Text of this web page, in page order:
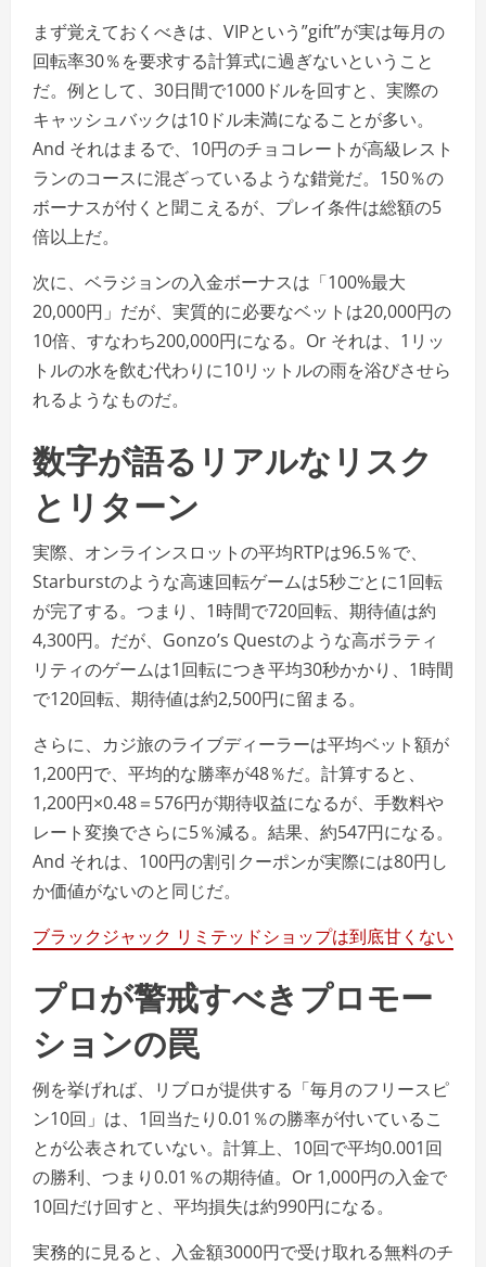
まず覚えておくべきは、VIPという”gift”が実は毎月の
回転率30％を要求する計算式に過ぎないということ
だ。例として、30日間で1000ドルを回すと、実際の
キャッシュバックは10ドル未満になることが多い。
And それはまるで、10円のチョコレートが高級レスト
ランのコースに混ざっているような錯覚だ。150％の
ボーナスが付くと聞こえるが、プレイ条件は総額の5
倍以上だ。
次に、ベラジョンの入金ボーナスは「100%最大
20,000円」だが、実質的に必要なベットは20,000円の
10倍、すなわち200,000円になる。Or それは、1リッ
トルの水を飲む代わりに10リットルの雨を浴びさせら
れるようなものだ。
数字が語るリアルなリスク
とリターン
実際、オンラインスロットの平均RTPは96.5％で、
Starburstのような高速回転ゲームは5秒ごとに1回転
が完了する。つまり、1時間で720回転、期待値は約
4,300円。だが、Gonzo’s Questのような高ボラティ
リティのゲームは1回転につき平均30秒かかり、1時間
で120回転、期待値は約2,500円に留まる。
さらに、カジ旅のライブディーラーは平均ベット額が
1,200円で、平均的な勝率が48％だ。計算すると、
1,200円×0.48＝576円が期待収益になるが、手数料や
レート変換でさらに5％減る。結果、約547円になる。
And それは、100円の割引クーポンが実際には80円し
か価値がないのと同じだ。
ブラックジャック リミテッドショップは到底甘くない
プロが警戒すべきプロモー
ションの罠
例を挙げれば、リブロが提供する「毎月のフリースピ
ン10回」は、1回当たり0.01％の勝率が付いているこ
とが公表されていない。計算上、10回で平均0.001回
の勝利、つまり0.01％の期待値。Or 1,000円の入金で
10回だけ回すと、平均損失は約990円になる。
実務的に見ると、入金額3000円で受け取れる無料のチ